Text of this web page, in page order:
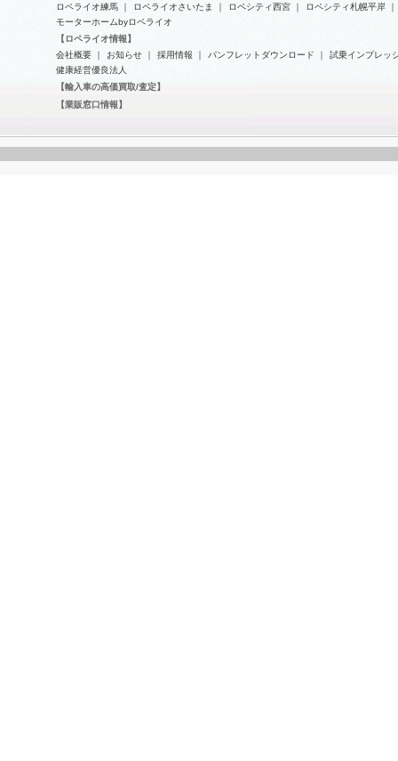
ロペライオ練馬｜ ロペライオさいたま ｜ ロペシティ西宮｜ ロペシティ札幌平岸｜
モーターホームbyロペライオ
【ロペライオ情報】
会社概要｜ お知らせ｜ 採用情報 ｜ パンフレットダウンロード ｜
試乗インプレッ
健康経営優良法人
【輸入車の高価買取/査定】
【業販窓口情報】